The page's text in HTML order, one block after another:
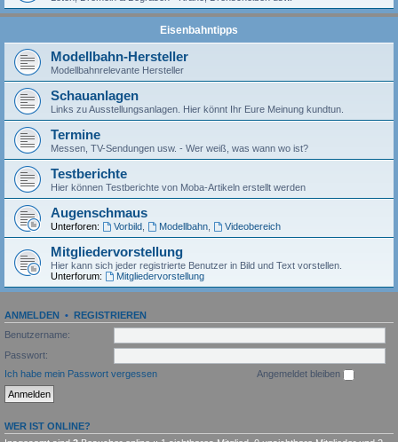
Eisenbahntipps
Modellbahn-Hersteller
Modellbahnrelevante Hersteller
Schauanlagen
Links zu Ausstellungsanlagen. Hier könnt Ihr Eure Meinung kundtun.
Termine
Messen, TV-Sendungen usw. - Wer weiß, was wann wo ist?
Testberichte
Hier können Testberichte von Moba-Artikeln erstellt werden
Augenschmaus
Unterforen: Vorbild, Modellbahn, Videobereich
Mitgliedervorstellung
Hier kann sich jeder registrierte Benutzer in Bild und Text vorstellen.
Unterforum:
Mitgliedervorstellung
ANMELDEN • REGISTRIEREN
Benutzername:
Passwort:
Ich habe mein Passwort vergessen
Angemeldet bleiben
WER IST ONLINE?